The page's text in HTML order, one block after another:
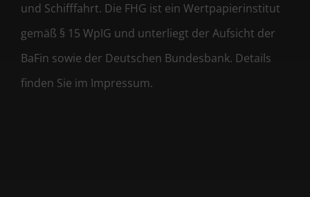
und Schifffahrt. Die FHG ist ein Wertpapierinstitut
gemäß § 15 WpIG und unterliegt der Aufsicht der
BaFin sowie der Deutschen Bundesbank. Details
finden Sie im Impressum.